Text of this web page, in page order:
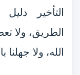
التأخير
الطريق، ولا
الله، ولا